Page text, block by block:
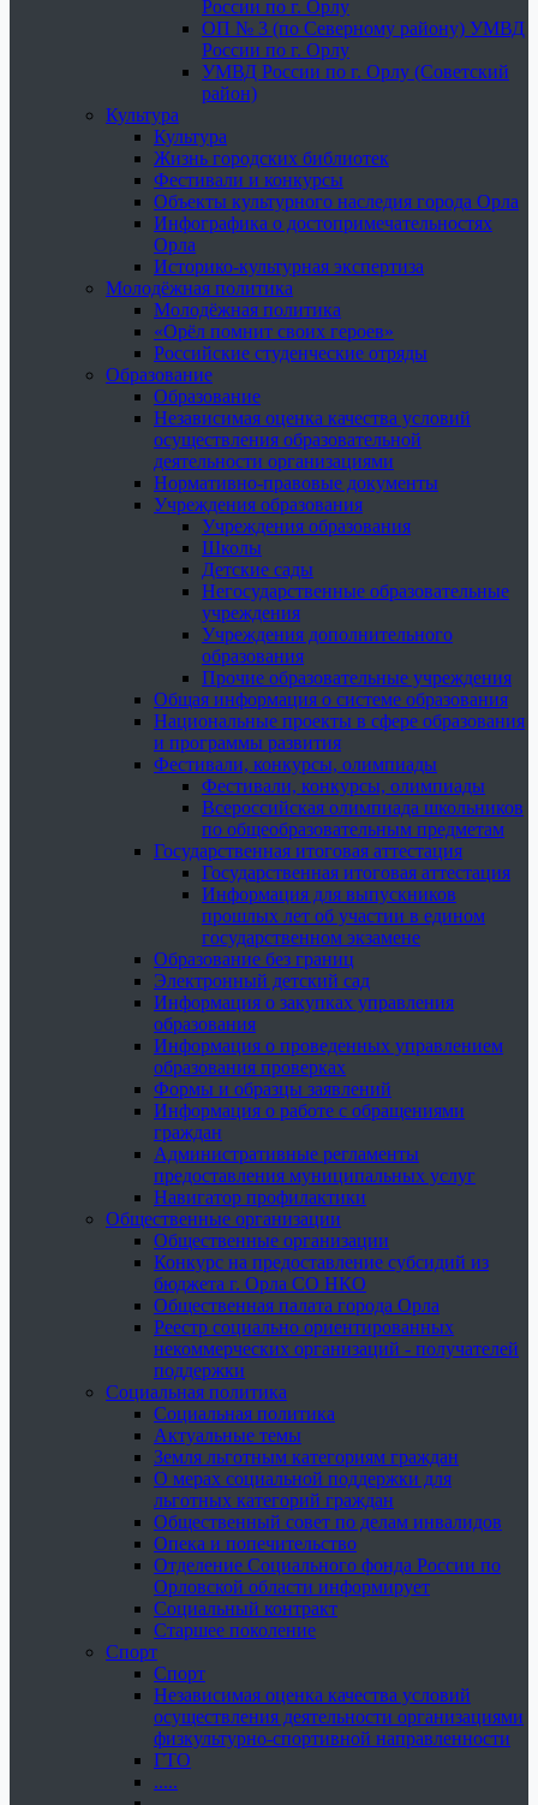
России по г. Орлу
ОП № 3 (по Северному району) УМВД
России по г. Орлу
УМВД России по г. Орлу (Советский
район)
Культура
Культура
Жизнь городских библиотек
Фестивали и конкурсы
Объекты культурного наследия города Орла
Инфографика о достопримечательностях
Орла
Историко-культурная экспертиза
Молодёжная политика
Молодёжная политика
«Орёл помнит своих героев»
Российские студенческие отряды
Образование
Образование
Независимая оценка качества условий
осуществления образовательной
деятельности организациями
Нормативно-правовые документы
Учреждения образования
Учреждения образования
Школы
Детские сады
Негосударственные образовательные
учреждения
Учреждения дополнительного
образования
Прочие образовательные учреждения
Общая информация о системе образования
Национальные проекты в сфере образования
и программы развития
Фестивали, конкурсы, олимпиады
Фестивали, конкурсы, олимпиады
Всероссийская олимпиада школьников
по общеобразовательным предметам
Государственная итоговая аттестация
Государственная итоговая аттестация
Информация для выпускников
прошлых лет об участии в едином
государственном экзамене
Образование без границ
Электронный детский сад
Информация о закупках управления
образования
Информация о проведенных управлением
образования проверках
Формы и образцы заявлений
Информация о работе с обращениями
граждан
Административные регламенты
предоставления муниципальных услуг
Навигатор профилактики
Общественные организации
Общественные организации
Конкурс на предоставление субсидий из
бюджета г. Орла СО НКО
Общественная палата города Орла
Реестр социально ориентированных
некоммерческих организаций - получателей
поддержки
Социальная политика
Социальная политика
Актуальные темы
Земля льготным категориям граждан
О мерах социальной поддержки для
льготных категорий граждан
Общественный совет по делам инвалидов
Опека и попечительство
Отделение Социального фонда России по
Орловской области информирует
Социальный контракт
Старшее поколение
Спорт
Спорт
Независимая оценка качества условий
осуществления деятельности организациями
физкультурно-спортивной направленности
ГТО
.....